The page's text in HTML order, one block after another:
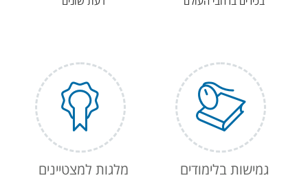
גמישות בלימודים מלגות למצטיינים